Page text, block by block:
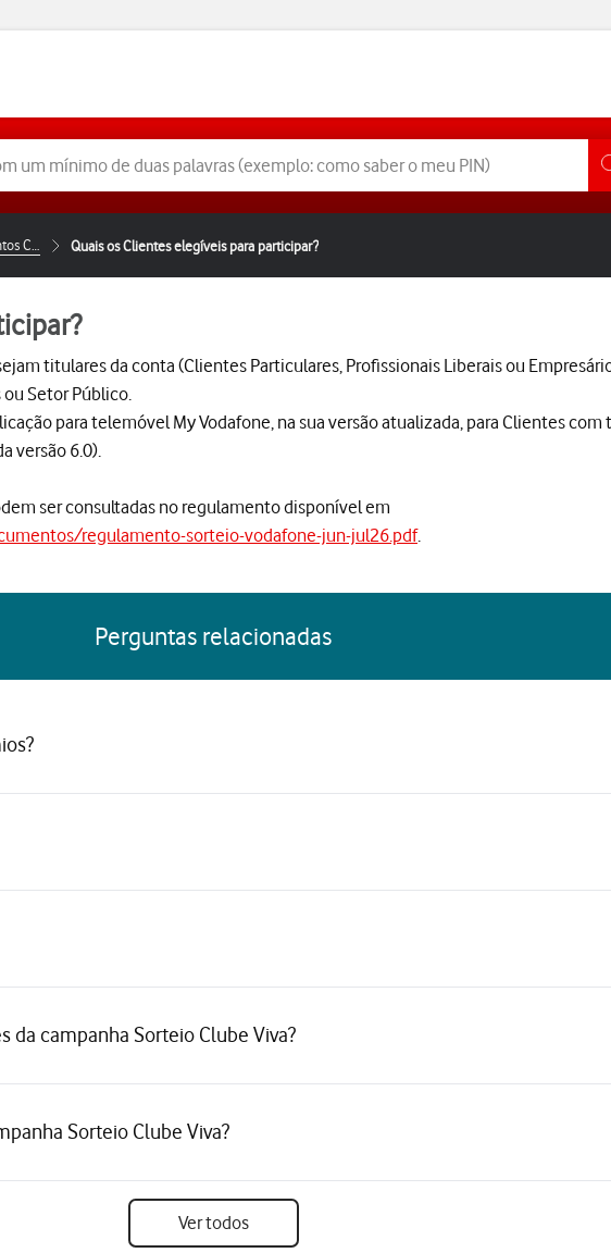
Quais os Clientes elegíveis para participar?
titulares da conta (Clientes Particulares, Profissionais Liberais ou
Setor Público.
para telemóvel My Vodafone, na sua versão atualizada, para Clientes
versão 6.0).
ser consultadas no regulamento disponível em
regulamento-sorteio-vodafone-jun-jul26.pdf.
Perguntas relacionadas
da campanha Sorteio Clube Viva?
Sorteio Clube Viva?
Ver todos